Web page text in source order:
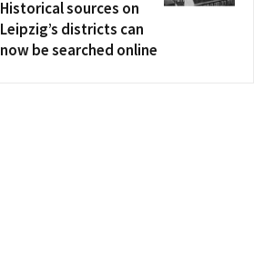
Historical sources on
Leipzig’s districts can
now be searched online